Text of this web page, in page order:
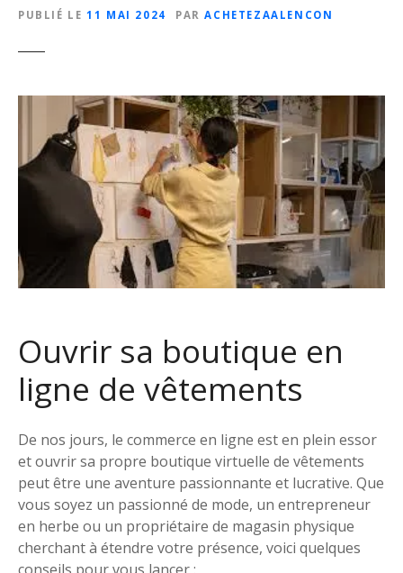
PUBLIÉ LE 11 MAI 2024 PAR ACHETEZAALENCON
Ouvrir sa boutique en
ligne de vêtements
De nos jours, le commerce en ligne est en plein essor
et ouvrir sa propre boutique virtuelle de vêtements
peut être une aventure passionnante et lucrative. Que
vous soyez un passionné de mode, un entrepreneur
en herbe ou un propriétaire de magasin physique
cherchant à étendre votre présence, voici quelques